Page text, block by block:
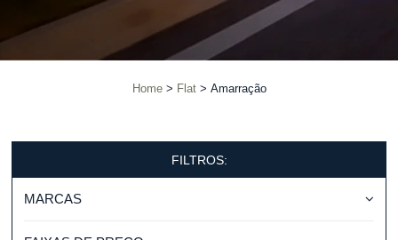
Home Flat Amarração
FILTROS:
MARCAS